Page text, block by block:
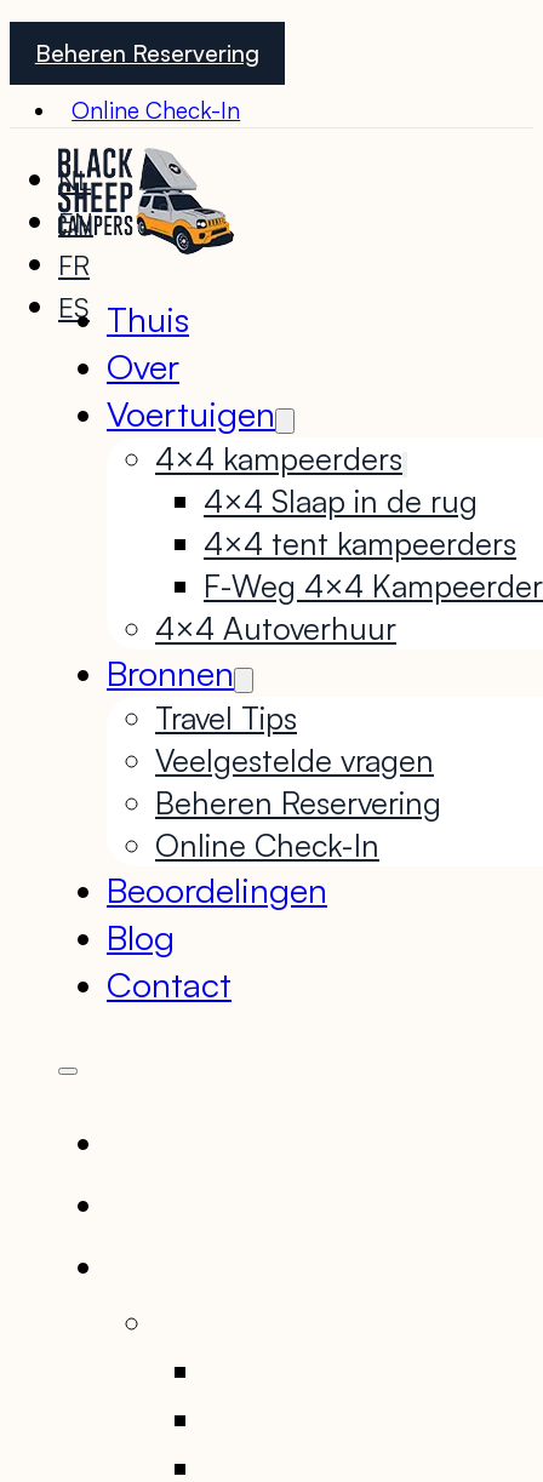
Beheren Reservering
Online Check-In
NL
EN
FR
ES Thuis
Over
Voertuigen
4×4 kampeerders
4×4 Slaap in de rug
4×4 tent kampeerders
F-Weg 4×4
4×4 Autoverhuur
Bronnen
Travel Tips
Veelgestelde vragen
Beheren Reservering
Online Check-In
Beoordelingen
Blog
Contact